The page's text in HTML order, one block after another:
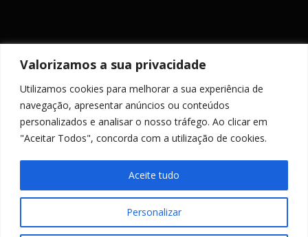
Valorizamos a sua privacidade
Utilizamos cookies para melhorar a sua experiência de
navegação, apresentar anúncios ou conteúdos
personalizados e analisar o nosso tráfego. Ao clicar em
"Aceitar Todos", concorda com a utilização de cookies.
Personalizar
Aceite tudo
MANTENHA-SE ACTUALIZADO
Copyright © 2026 PR Engenharia–TemaOnePresspor